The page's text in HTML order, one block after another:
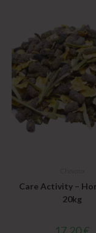
Care Activity –
20kg